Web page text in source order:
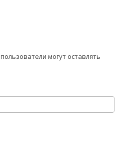
пользователи могут оставлять